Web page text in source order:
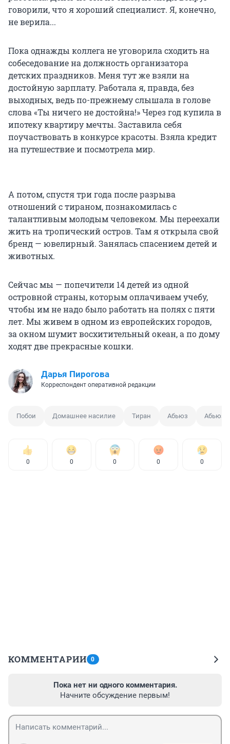
говорили, что я хороший специалист. Я, конечно,
не верила...
Пока однажды коллега не уговорила сходить на
собеседование на должность организатора
детских праздников. Меня тут же взяли на
достойную зарплату. Работала я, правда, без
выходных, ведь по-прежнему слышала в голове
слова «Ты ничего не достойна!» Через год купила в
ипотеку квартиру мечты. Заставила себя
поучаствовать в конкурсе красоты. Взяла кредит
на путешествие и посмотрела мир.
А потом, спустя три года после разрыва
отношений с тираном, познакомилась с
талантливым молодым человеком. Мы переехали
жить на тропический остров. Там я открыла свой
бренд — ювелирный. Занялась спасением детей и
животных.
Сейчас мы — попечители 14 детей из одной
островной страны, которым оплачиваем учебу,
чтобы им не надо было работать на полях с пяти
лет. Мы живем в одном из европейских городов,
за окном шумит восхитительный океан, а по дому
ходят две прекрасные кошки.
Дарья Пирогова
Корреспондент оперативной редакции
Побои Домашнее насилие Тиран Абьюз
0 0 0 0 0
КОММЕНТАРИИ 0
Пока нет ни одного комментария.
Начните обсуждение первым!